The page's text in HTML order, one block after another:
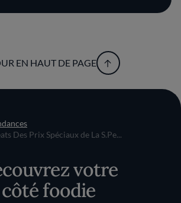
EN HAUT DE PAGE
Des Prix Spéciaux de La S.Pe...
votre
côté foodie